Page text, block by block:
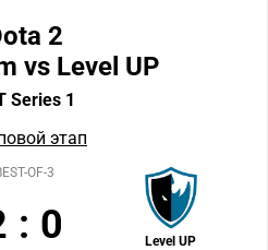
2
vs Level UP
Series 1
этап
Level UP
OF-3
: 0